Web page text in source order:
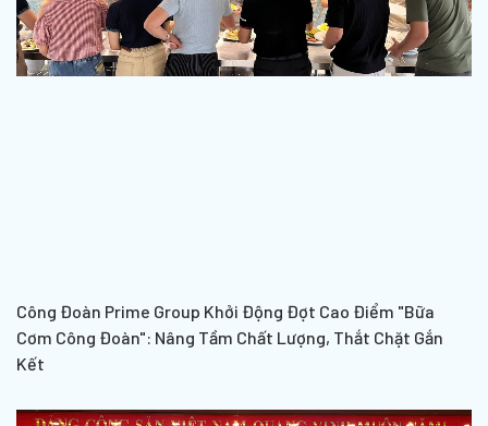
Công Đoàn Prime Group Khởi Động Đợt Cao Điểm "Bữa
Cơm Công Đoàn": Nâng Tầm Chất Lượng, Thắt Chặt Gắn
Kết